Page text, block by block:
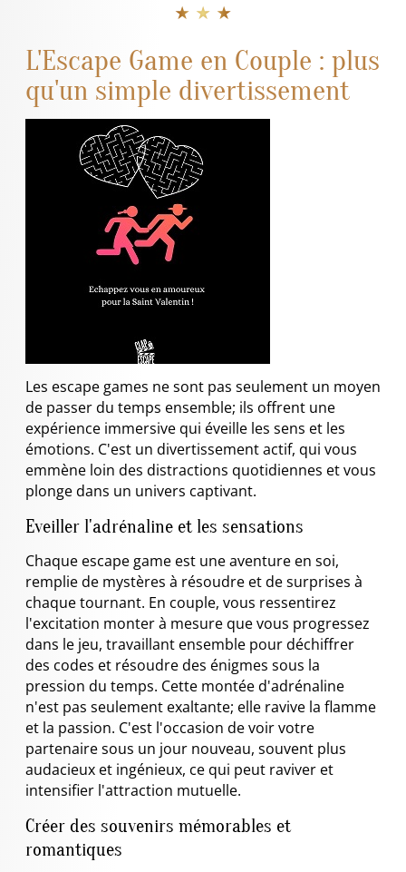
★ ★ ★
L'Escape Game en Couple : plus
qu'un simple divertissement
Les escape games ne sont pas seulement un moyen
de passer du temps ensemble; ils offrent une
expérience immersive qui éveille les sens et les
émotions. C'est un divertissement actif, qui vous
emmène loin des distractions quotidiennes et vous
plonge dans un univers captivant.
Eveiller l'adrénaline et les sensations
Chaque escape game est une aventure en soi,
remplie de mystères à résoudre et de surprises à
chaque tournant. En couple, vous ressentirez
l'excitation monter à mesure que vous progressez
dans le jeu, travaillant ensemble pour déchiffrer
des codes et résoudre des énigmes sous la
pression du temps. Cette montée d'adrénaline
n'est pas seulement exaltante; elle ravive la flamme
et la passion. C'est l'occasion de voir votre
partenaire sous un jour nouveau, souvent plus
audacieux et ingénieux, ce qui peut raviver et
intensifier l'attraction mutuelle.
Créer des souvenirs mémorables et
romantiques